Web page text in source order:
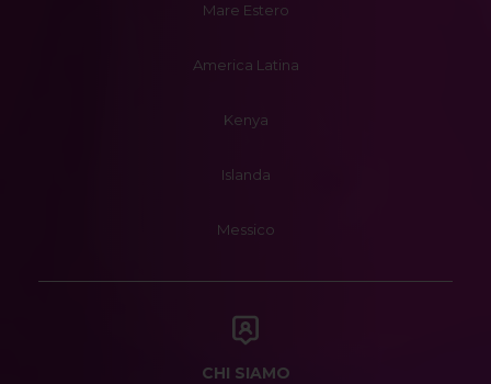
Mare Estero
America Latina
Kenya
Islanda
Messico
CHI SIAMO